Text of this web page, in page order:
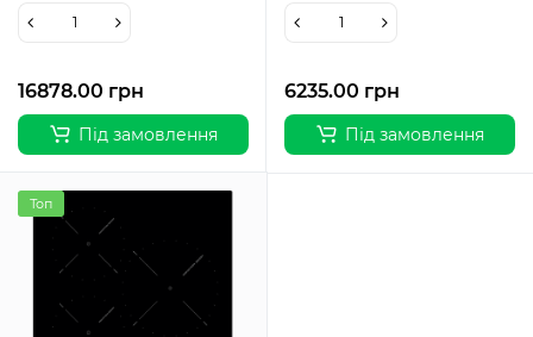
16878.00 грн
Під замовлення
6235.00 грн
Під замовлення
Топ